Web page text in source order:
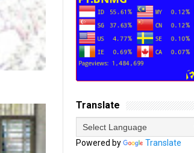
Translate
Powered by Translate